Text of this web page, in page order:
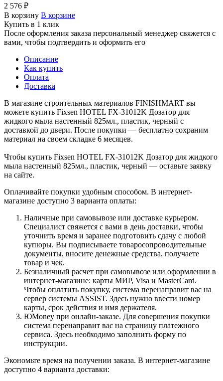
2 576 ₽
В корзину В корзине
Купить в 1 клик
После оформления заказа персональный менеджер свяжется с
вами, чтобы подтвердить и оформить его
Описание
Как купить
Оплата
Доставка
В магазине строительных материалов FINISHMART вы
можете купить Fixsen HOTEL FX-31012K Дозатор для
жидкого мыла настенный 825мл., пластик, черный с
доставкой до двери. После покупки — бесплатно сохраним
материал на своем складке 6 месяцев.
Чтобы купить Fixsen HOTEL FX-31012K Дозатор для жидкого
мыла настенный 825мл., пластик, черный — оставьте заявку
на сайте.
Оплачивайте покупки удобным способом. В интернет-
магазине доступно 3 варианта оплаты:
Наличные при самовывозе или доставке курьером.
Специалист свяжется с вами в день доставки, чтобы
уточнить время и заранее подготовить сдачу с любой
купюры. Вы подписываете товаросопроводительные
документы, вносите денежные средства, получаете
товар и чек.
Безналичный расчет при самовывозе или оформлении в
интернет-магазине: карты МИР, Visa и MasterCard.
Чтобы оплатить покупку, система перенаправит вас на
сервер системы ASSIST. Здесь нужно ввести номер
карты, срок действия и имя держателя.
ЮMoney при онлайн-заказе. Для совершения покупки
система перенаправит вас на страницу платежного
сервиса. Здесь необходимо заполнить форму по
инструкции.
Экономьте время на получении заказа. В интернет-магазине
доступно 4 варианта доставки: